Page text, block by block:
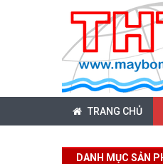
TRANG CHỦ
DANH MỤC SẢN